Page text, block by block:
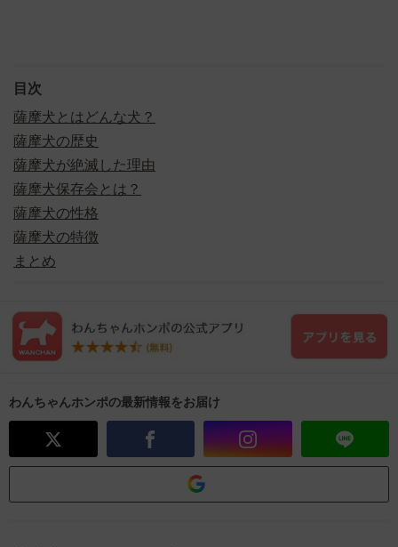
目次
薩摩犬とはどんな犬？
薩摩犬の歴史
薩摩犬が絶滅した理由
薩摩犬保存会とは？
薩摩犬の性格
薩摩犬の特徴
まとめ
わんちゃんホンポの最新情報をお届け